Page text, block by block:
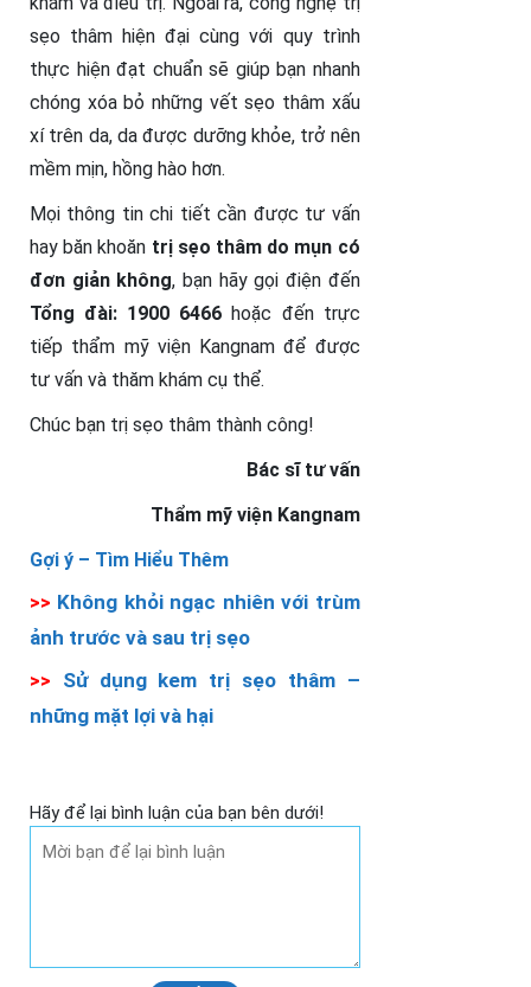
sẹo thâm hiện đại cùng với quy trình
thực hiện đạt chuẩn sẽ giúp bạn nhanh
chóng xóa bỏ những vết sẹo thâm xấu
xí trên da, da được dưỡng khỏe, trở nên
mềm mịn, hồng hào hơn.
Mọi thông tin chi tiết cần được tư vấn
hay băn khoăn trị sẹo thâm do mụn có
đơn giản không, bạn hãy gọi điện đến
Tổng đài: 1900 6466 hoặc đến trực
tiếp thẩm mỹ viện Kangnam để được
tư vấn và thăm khám cụ thể.
Chúc bạn trị sẹo thâm thành công!
Bác sĩ tư vấn
Thẩm mỹ viện Kangnam
Gợi ý – Tìm Hiểu Thêm
>> Không khỏi ngạc nhiên với trùm
ảnh trước và sau trị sẹo
>> Sử dụng kem trị sẹo thâm –
những mặt lợi và hại
Hãy để lại bình luận của bạn bên dưới!